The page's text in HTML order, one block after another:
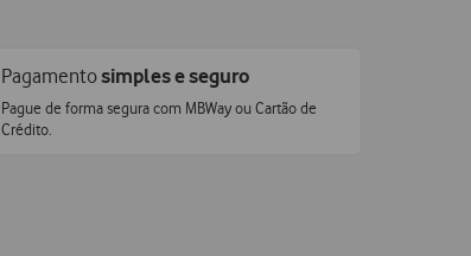
Pagamentosimples e seguro
Pague de forma segura com MBWay ou Cartão de
Crédito.